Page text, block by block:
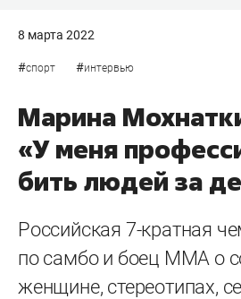
8 марта 2022
#спорт #интервью
Марина
«У меня
бить людей за
Российская 7-кратная
по самбо и боец MMA о
женщине, стереотипах,